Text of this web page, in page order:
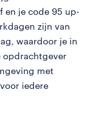
en je code 95 up-
zijn van
waardoor je in
opdrachtgever
met
iedere